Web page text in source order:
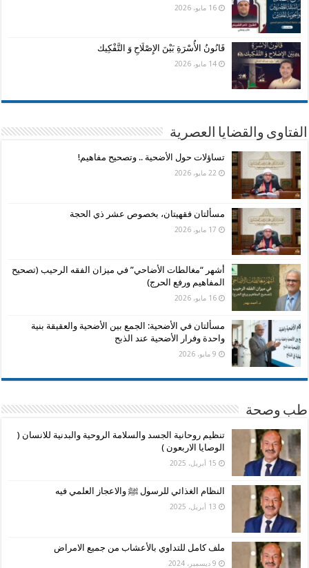
16 مايو، 2026
قَانُونُ الأُسْرَةِ بَيْنَ الإِصْلَاحِ وَ التَّفْكِيك
14 مايو، 2026
الفتاوى والقضايا العصرية
تساؤلات حول الأضحية .. وتصحيح مفاهيم!
22 مايو، 2026
مسألتان فقهيتان، بخصوص عشر ذي الحجة
17 مايو، 2026
أشهر “مغالطات الأضاحي” في ميزان الفقه الرحيب (تصحيح
المفاهيم ورفع الحرج)
16 مايو، 2026
مسألتان في الأضحية: الجمع بين الأضحية والعقيقة بنية
واحدة وفرار الأضحية عند الذبح
9 مايو، 2026
طب وصحة
تنظيم روحانية الجسد والسلامة الروحية والبدنية للانسان (
الوصايا الاربعون )
15 أبريل، 2025
النظام الغذائي للرسول ﷺ والاعجاز العلمي فيه
13 أبريل، 2025
ملف كامل للتداوي بالأعشاب من جميع الامراض
9 ديسمبر، 2024